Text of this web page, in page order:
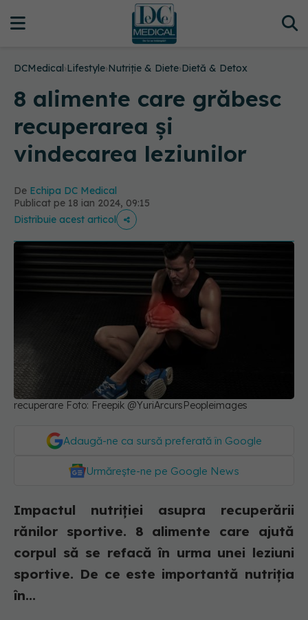
DCMedical›Lifestyle›Nutriție & Diete›Dietă & Detox
8 alimente care grăbesc
recuperarea și
vindecarea leziunilor
De Echipa DC Medical
Publicat pe 18 ian 2024, 09:15
Distribuie acest articol
recuperare Foto: Freepik @YuriArcursPeopleimages
Adaugă-ne ca sursă preferată în Google
Urmărește-ne pe Google News
Impactul nutriției asupra recuperării
rănilor sportive. 8 alimente care ajută
corpul să se refacă în urma unei leziuni
sportive. De ce este importantă nutriția
în...